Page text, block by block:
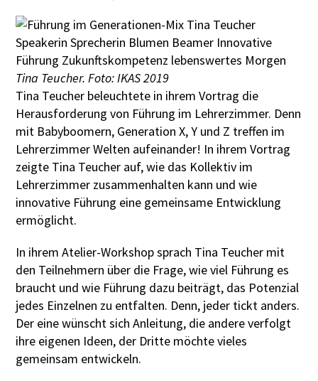
Tina Teucher. Foto: IKAS 2019
Tina Teucher beleuchtete in ihrem Vortrag die
Herausforderung von Führung im Lehrerzimmer. Denn
mit Babyboomern, Generation X, Y und Z treffen im
Lehrerzimmer Welten aufeinander! In ihrem Vortrag
zeigte Tina Teucher auf, wie das Kollektiv im
Lehrerzimmer zusammenhalten kann und wie
innovative Führung eine gemeinsame Entwicklung
ermöglicht.
In ihrem Atelier-Workshop sprach Tina Teucher mit
den Teilnehmern über die Frage, wie viel Führung es
braucht und wie Führung dazu beiträgt, das Potenzial
jedes Einzelnen zu entfalten. Denn, jeder tickt anders.
Der eine wünscht sich Anleitung, die andere verfolgt
ihre eigenen Ideen, der Dritte möchte vieles
gemeinsam entwickeln.